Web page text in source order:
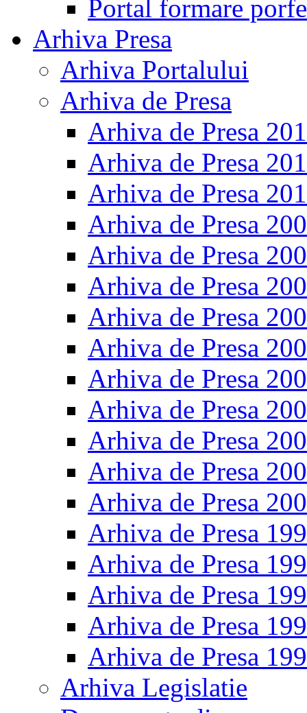
Portal formare
Arhiva Presa
Arhiva Portalului
Arhiva de Presa
Arhiva de Presa
Arhiva de Presa
Arhiva de Presa
Arhiva de Presa
Arhiva de Presa
Arhiva de Presa
Arhiva de Presa
Arhiva de Presa
Arhiva de Presa
Arhiva de Presa
Arhiva de Presa
Arhiva de Presa
Arhiva de Presa
Arhiva de Presa
Arhiva de Presa
Arhiva de Presa
Arhiva de Presa
Arhiva de Presa
Arhiva Legislatie